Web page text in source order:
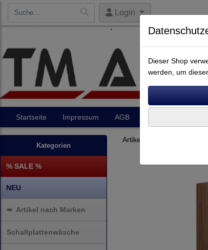
Login
Startseite Impressum AGB
Kategorien
% SALE %
NEU
➨ Artikel nach Marken
Schallplattenwäsche
Artikel nach Marken
Dieser Shop
werden, um